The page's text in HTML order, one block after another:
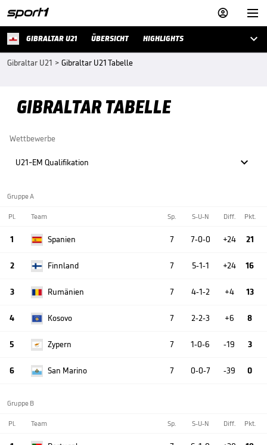


GIBRALTAR U21 ÜBERSICHT HIGHLIGHTS 
Gibraltar U21 > Gibraltar U21 Tabelle
GIBRALTAR TABELLE
Wettbewerbe
U21-EM Qualifikation 
Gruppe A
Pl. Team Sp. S-U-N Diff. Pkt.
1 Spanien 7 7-0-0 +24 21
2 Finnland 7 5-1-1 +24 16
3 Rumänien 7 4-1-2 +4 13
4 Kosovo 7 2-2-3 +6 8
5 Zypern 7 1-0-6 -19 3
6 San Marino 7 0-0-7 -39 0
Gruppe B
Pl. Team Sp. S-U-N Diff. Pkt.